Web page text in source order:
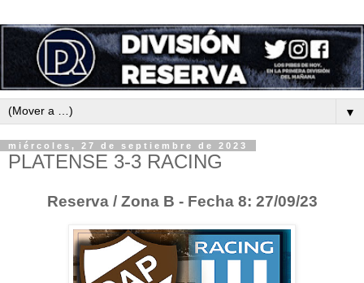
▼
miércoles, 27 de septiembre de 2023
PLATENSE 3-3 RACING
Reserva / Zona B - Fecha 8: 27/09/23